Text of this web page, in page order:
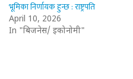
भूमिका निर्णायक हुन्छ : राष्ट्रपति
April 10, 2026
In "बिजनेस/ इकोनोमी"